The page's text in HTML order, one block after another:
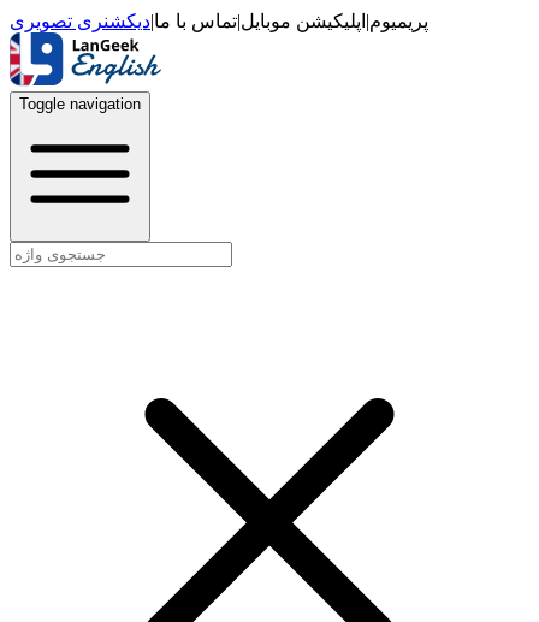
پریمیوم| اپلیکیشن موبایل|تماس با ما|دیکشنری تصویری
Toggle navigation